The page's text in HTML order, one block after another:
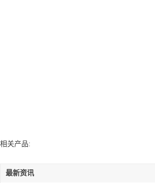
相关产品:
最新资讯